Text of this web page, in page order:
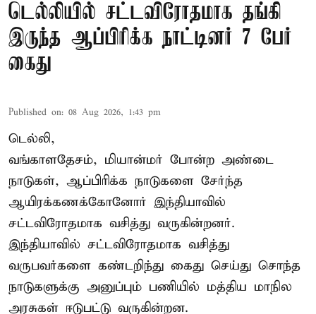
டெல்லியில் சட்டவிரோதமாக தங்கி
இருந்த ஆப்பிரிக்க நாட்டினர் 7 பேர்
கைது
Published on: 08 Aug 2026, 1:43 pm
டெல்லி,
வங்காளதேசம், மியான்மர் போன்ற அண்டை
நாடுகள், ஆப்பிரிக்க நாடுகளை சேர்ந்த
ஆயிரக்கணக்கோனோர் இந்தியாவில்
சட்டவிரோதமாக வசித்து வருகின்றனர்.
இந்தியாவில் சட்டவிரோதமாக வசித்து
வருபவர்களை கண்டறிந்து கைது செய்து சொந்த
நாடுகளுக்கு அனுப்பும் பணியில் மத்திய மாநில
அரசுகள் ஈடுபட்டு வருகின்றன.